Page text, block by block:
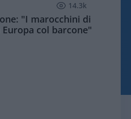
14.3k
"I marocchini di
col barcone"